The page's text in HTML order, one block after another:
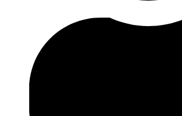
Para além destes recursos, o InnovPlantProtect
multidisciplinar para colaborar com os órgãos de
de entrevistas, comentários especializados e
relacionados com a proteção de culturas, inovação
biológicas e digitais e investigação aplicada.